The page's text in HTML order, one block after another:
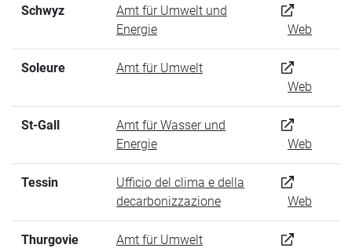
Schwyz
Amt für Umwelt und
Energie
Web
Soleure
Amt für Umwelt
Web
St-Gall
Amt für Wasser und
Energie
Web
Tessin
Ufficio del clima e della
decarbonizzazione
Web
Thurgovie
Amt für Umwelt